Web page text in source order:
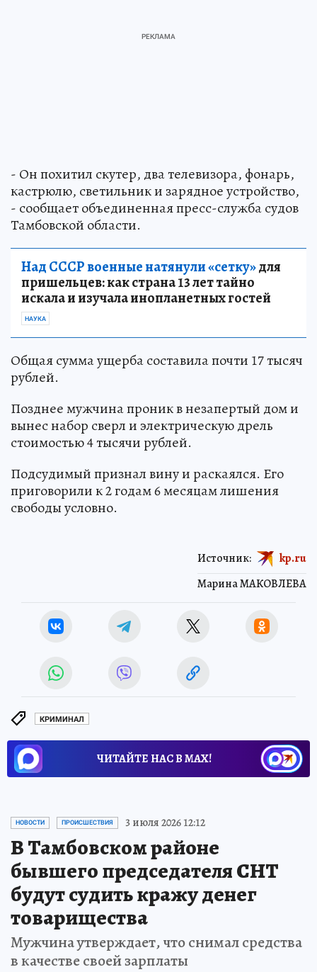
- Он похитил скутер, два телевизора, фонарь,
кастрюлю, светильник и зарядное устройство,
- сообщает объединенная пресс-служба судов
Тамбовской области.
Над СССР военные натянули «сетку»для
пришельцев: как страна 13 лет тайно
искала и изучала инопланетных гостей
НАУКА
Общая сумма ущерба составила почти 17 тысяч
рублей.
Позднее мужчина проник в незапертый дом и
вынес набор сверл и электрическую дрель
стоимостью 4 тысячи рублей.
Подсудимый признал вину и раскаялся. Его
приговорили к 2 годам 6 месяцам лишения
свободы условно.
Марина МАКОВЛЕВА
Источник: kp.ru
КРИМИНАЛ
ЧИТАЙТЕ НАС В МАХ!
НОВОСТИ ПРОИСШЕСТВИЯ 3 июля 2026 12:12
В Тамбовском районе
бывшего председателя СНТ
будут судить кражу денег
товарищества
Мужчина утверждает, что снимал средства
в качестве своей зарплаты